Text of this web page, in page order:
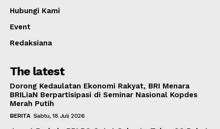
Hubungi Kami
Event
Redaksiana
The latest
Dorong Kedaulatan Ekonomi Rakyat, BRI Menara
BRILiaN Berpartisipasi di Seminar Nasional Kopdes
Merah Putih
BERITA Sabtu, 18 Juli 2026